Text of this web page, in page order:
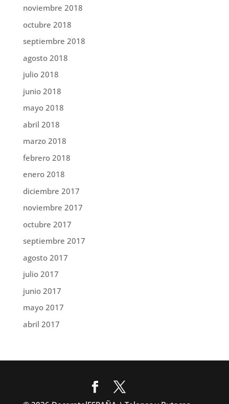
noviembre 2018
octubre 2018
septiembre 2018
agosto 2018
julio 2018
junio 2018
mayo 2018
abril 2018
marzo 2018
febrero 2018
enero 2018
diciembre 2017
noviembre 2017
octubre 2017
septiembre 2017
agosto 2017
julio 2017
junio 2017
mayo 2017
abril 2017